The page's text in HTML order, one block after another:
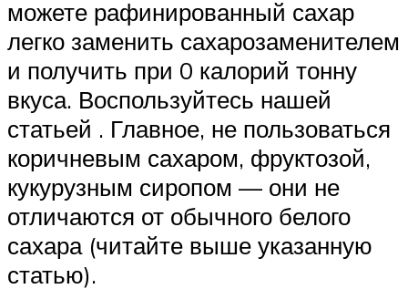
можете рафинированный сахар
легко заменить сахарозаменителем
и получить при 0 калорий тонну
вкуса. Воспользуйтесь нашей
статьей . Главное, не пользоваться
коричневым сахаром, фруктозой,
кукурузным сиропом — они не
отличаются от обычного белого
сахара (читайте выше указанную
статью).